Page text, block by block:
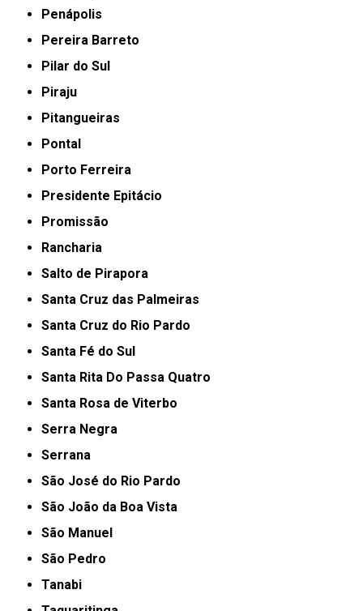
Penápolis
Pereira Barreto
Pilar do Sul
Piraju
Pitangueiras
Pontal
Porto Ferreira
Presidente Epitácio
Promissão
Rancharia
Salto de Pirapora
Santa Cruz das Palmeiras
Santa Cruz do Rio Pardo
Santa Fé do Sul
Santa Rita Do Passa Quatro
Santa Rosa de Viterbo
Serra Negra
Serrana
São José do Rio Pardo
São João da Boa Vista
São Manuel
São Pedro
Tanabi